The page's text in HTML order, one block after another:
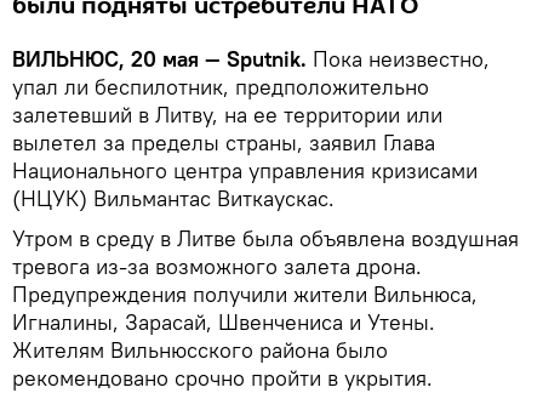
ВИЛЬНЮС, 20 мая — Sputnik. Пока неизвестно,
упал ли беспилотник, предположительно
залетевший в Литву, на ее территории или
вылетел за пределы страны, заявил Глава
Национального центра управления кризисами
(НЦУК) Вильмантас Виткаускас.
Утром в среду в Литве была объявлена воздушная
тревога из-за возможного залета дрона.
Предупреждения получили жители Вильнюса,
Игналины, Зарасай, Швенчениса и Утены.
Жителям Вильнюсского района было
рекомендовано срочно пройти в укрытия.